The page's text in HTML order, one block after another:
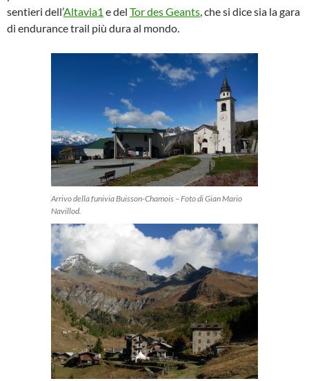
sentieri dell’Altavia1 e del Tor des Geants, che si dice sia la gara
di endurance trail più dura al mondo.
Arrivo della funivia Buisson-Chamois – Foto di Gian Mario
Navillod.